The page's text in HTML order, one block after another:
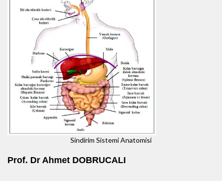
Sindirim Sistemi Anatomisi
Prof. Dr Ahmet DOBRUCALI